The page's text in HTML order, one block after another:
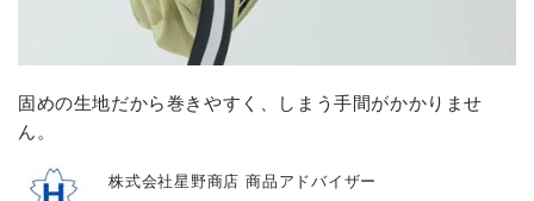
固めの生地だから巻きやすく、しまう手間がかかりませ
ん。
株式会社星野商店 商品アドバイザー